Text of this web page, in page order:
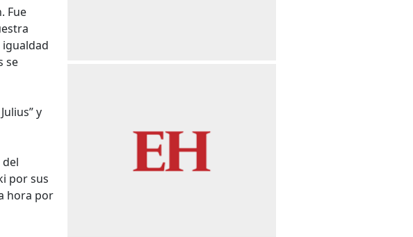
Fue
se
y
por sus
hora por